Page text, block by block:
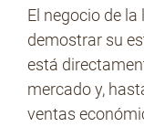
El negocio de
demostrar su
está
mercado y,
ventas